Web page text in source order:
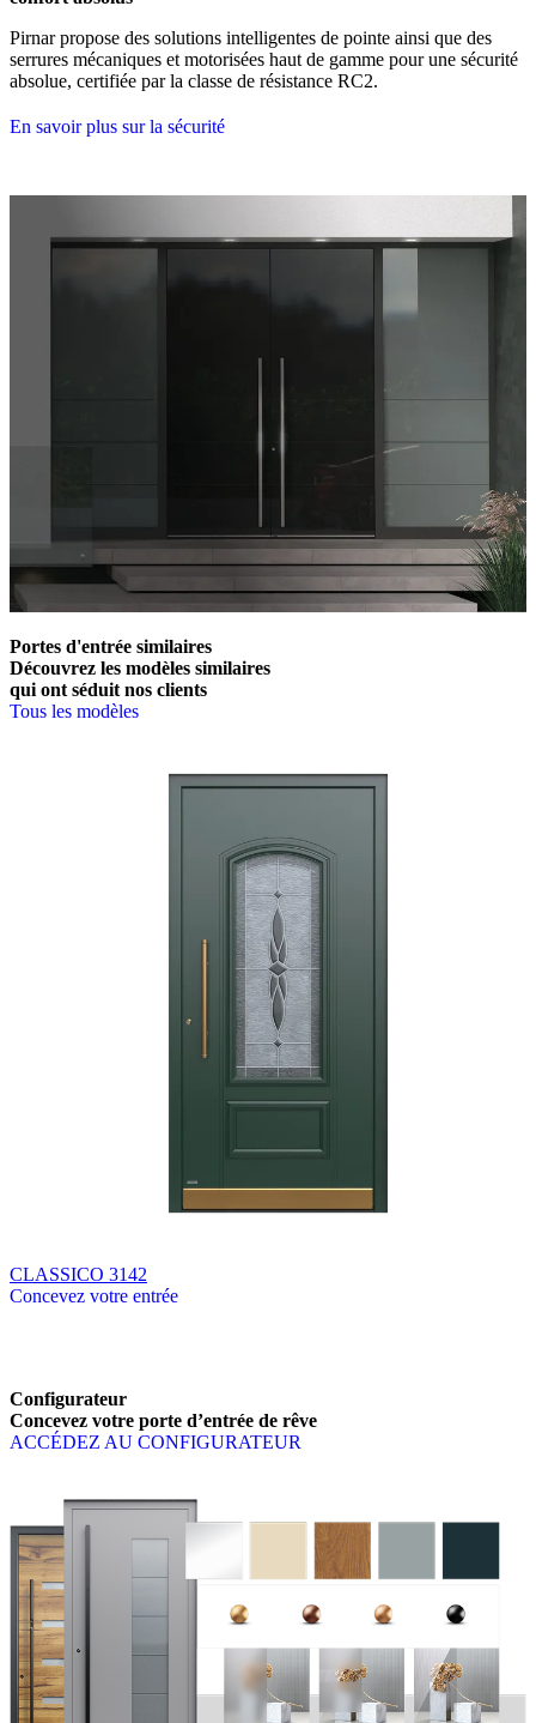
Pirnar propose des solutions intelligentes de pointe ainsi que des
serrures mécaniques et motorisées haut de gamme pour une sécurité
absolue, certifiée par la classe de résistance RC2.
En savoir plus sur la sécurité
Portes d'entrée similaires
Découvrez les modèles similaires
qui ont séduit nos clients
Tous les modèles
CLASSICO 3142
Concevez votre entrée
Configurateur
Concevez votre porte d’entrée de rêve
ACCÉDEZ AU CONFIGURATEUR